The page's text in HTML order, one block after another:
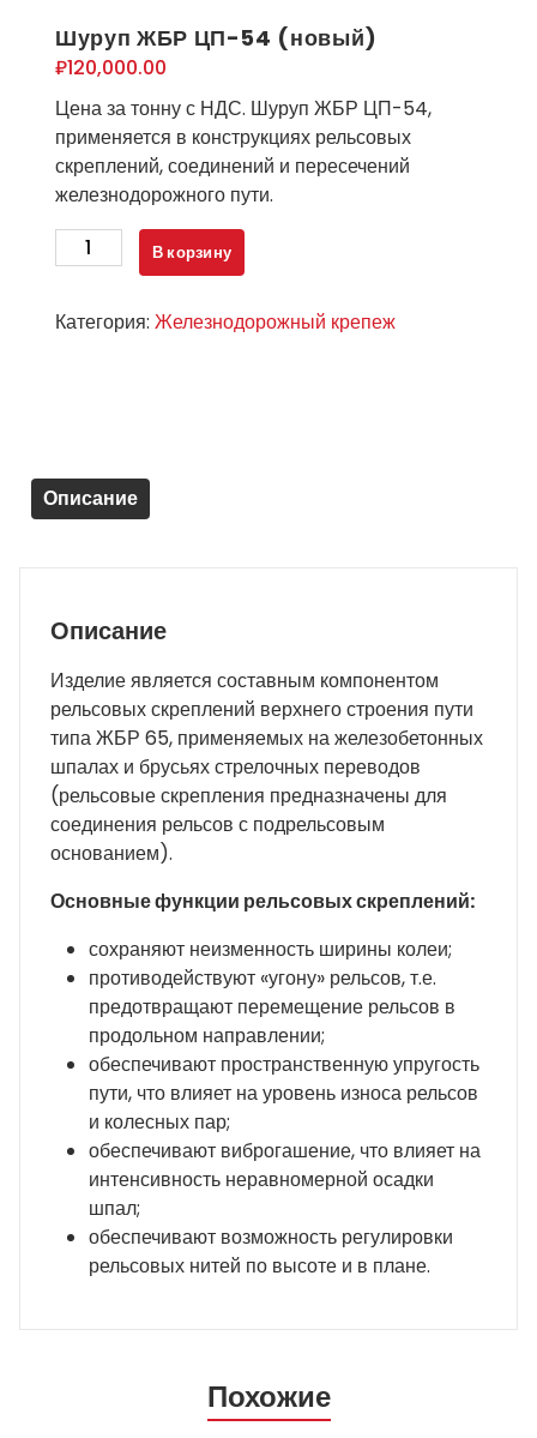
Шуруп ЖБР ЦП-54 (новый)
₽120,000.00
Цена за тонну с НДС. Шуруп ЖБР ЦП-54,
применяется в конструкциях рельсовых
скреплений, соединений и пересечений
железнодорожного пути.
Количество
товара
ЖБР
В корзину
Категория: Железнодорожный крепеж
Описание
Описание
Изделие является составным компонентом
рельсовых скреплений верхнего строения пути
типа ЖБР 65, применяемых на железобетонных
шпалах и брусьях стрелочных переводов
(рельсовые скрепления предназначены для
соединения рельсов с подрельсовым
основанием).
Основные функции рельсовых скреплений:
сохраняют неизменность ширины колеи;
противодействуют «угону» рельсов, т.е.
предотвращают перемещение рельсов в
продольном направлении;
обеспечивают пространственную упругость
пути, что влияет на уровень износа рельсов
и колесных пар;
обеспечивают виброгашение, что влияет на
интенсивность неравномерной осадки
шпал;
обеспечивают возможность регулировки
рельсовых нитей по высоте и в плане.
Похожие